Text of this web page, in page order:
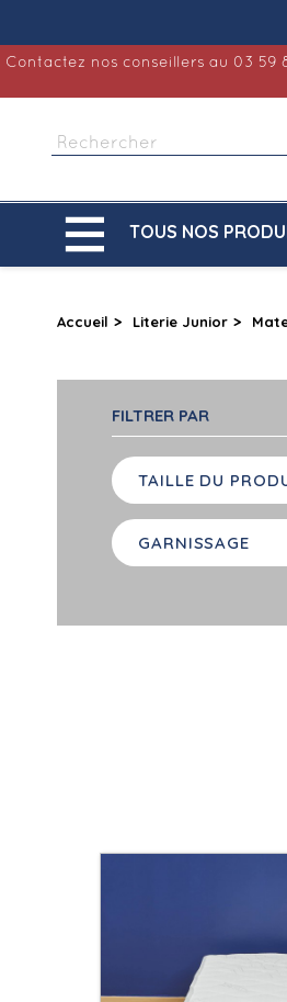
Contactez nos conseillers au 03 59
 TOUS NOS
Accueil Literie Junior
FILTRER PAR
TAILLE DU
GARNISSAGE